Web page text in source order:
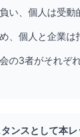
い、個人は受動
、個人と企業は
の3者がそれぞ
ンスとして本